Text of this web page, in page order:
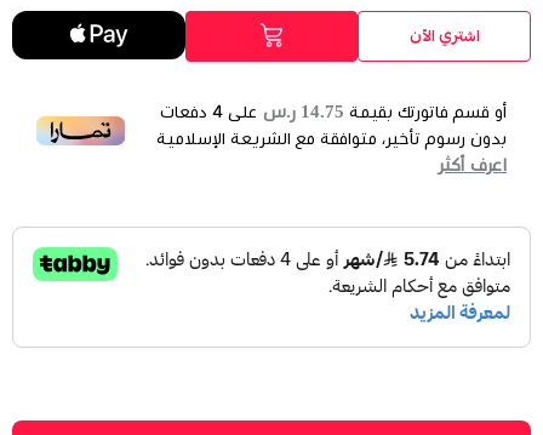
الموديل*
اختر
اشتري الآن
أو قسم فاتورتك بقيمة14.75 ر.س على 4دفعات
بدون رسوم تأخير، متوافقة مع الشريعة الإسلامية
اعرف أكثر